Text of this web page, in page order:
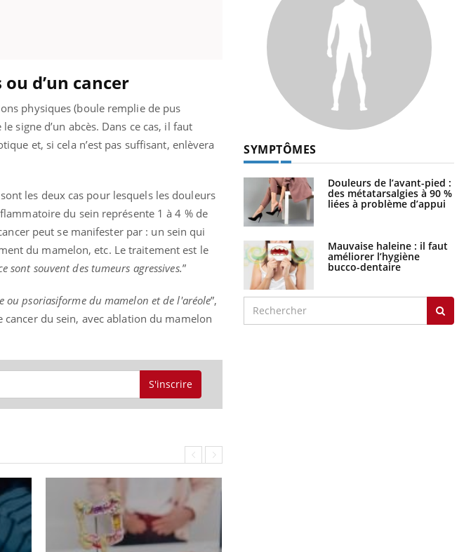
d’un cancer
physiques (boule remplie de pus
signe d’un abcès. Dans ce cas, il faut
et, si cela n’est pas suffisant, enlèvera
les deux cas pour lesquels les douleurs
du sein représente 1 à 4 % de
peut se manifester par : un sein qui
du mamelon, etc. Le traitement est le
sont souvent des tumeurs agressives.”
ou psoriasiforme du mamelon et de l'aréole”,
du sein, avec ablation du mamelon
S'inscrire
SYMPTÔMES
Douleurs de l’avant-pied :
des métatarsalgies à 90 %
liées à problème d’appui
Mauvaise haleine : il faut
améliorer l’hygiène
bucco-dentaire